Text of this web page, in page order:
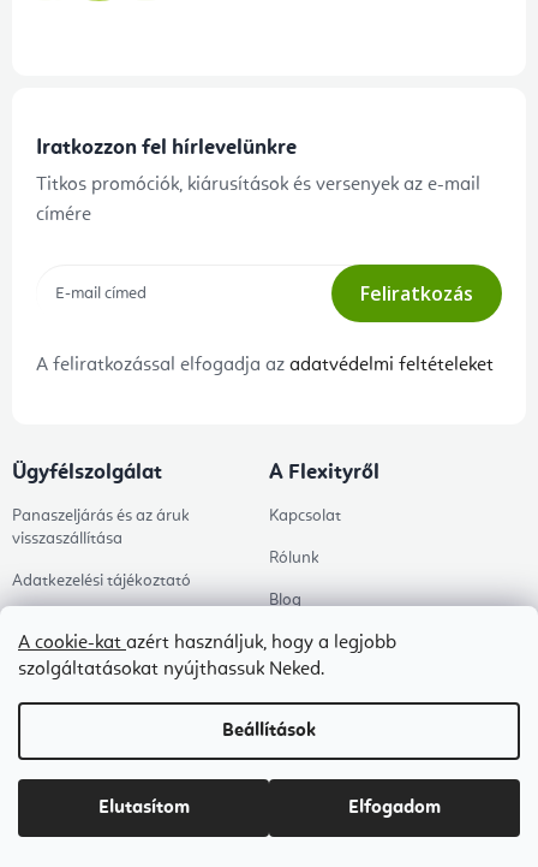
A cookie-kat azért használjuk, hogy a legjobb
szolgáltatásokat nyújthassuk Neked.
Beállítások
Elutasítom Elfogadom
Iratkozzon fel hírlevelünkre
Titkos promóciók, kiárusítások és versenyek az e-mail
címére
Feliratkozás
A feliratkozással elfogadja az adatvédelmi feltételeket
Ügyfélszolgálat
Panaszeljárás és az áruk
visszaszállítása
Adatkezelési tájékoztató
B2B ÁSZF
Ingyenes kézbesítés
Megrendelés állapota
A Flexityről
Kapcsolat
Rólunk
Blog